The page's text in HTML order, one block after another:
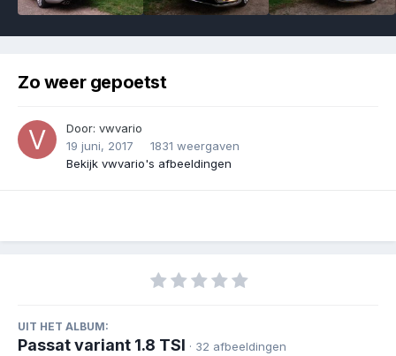
Zo weer gepoetst
Door: vwvario
19 juni, 2017
1831 weergaven
Bekijk vwvario's afbeeldingen
UIT HET ALBUM:
Passat variant 1.8 TSI · 32 afbeeldingen